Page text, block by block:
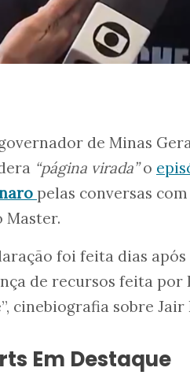
de Minas
“página virada”o
pelas conversas
Master.
foi feita dias
de recursos feita
cinebiografia sobre Jair
Em Destaque